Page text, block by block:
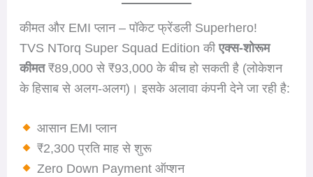
कीमत और EMI प्लान – पॉकेट फ्रेंडली Superhero!
TVS NTorq Super Squad Edition कीएक्स-शोरूम
कीमत₹89,000 से ₹93,000 के बीच हो सकती है (लोकेशन
के हिसाब से अलग-अलग)। इसके अलावा कंपनी देने जा रही है:
आसान EMI प्लान
₹2,300 प्रति माह से शुरू
Zero Down Payment ऑप्शन